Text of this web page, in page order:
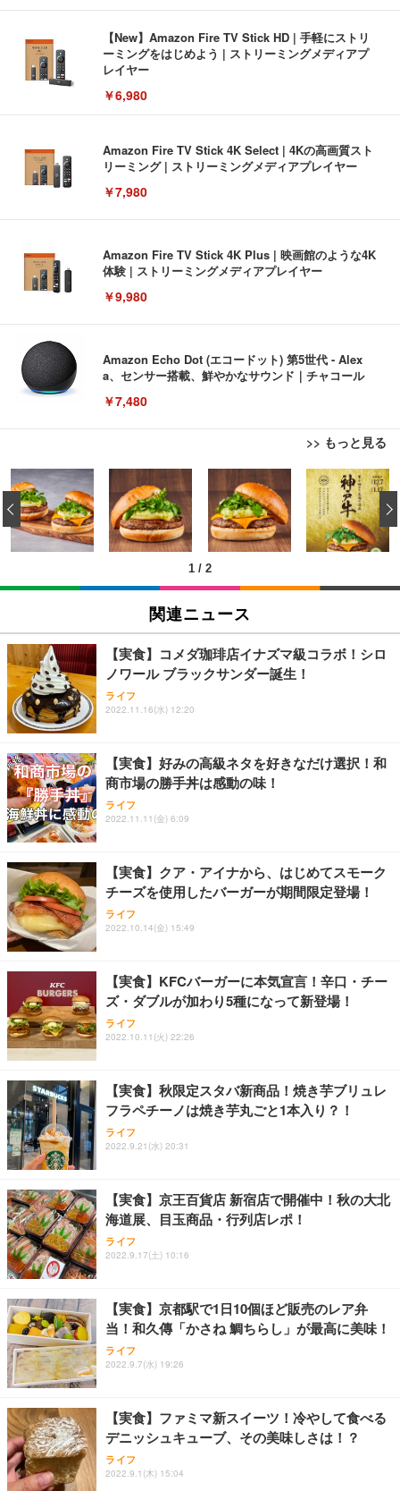
【New】Amazon Fire TV Stick HD | 手軽にストリ
ーミングをはじめよう | ストリーミングメディアプ
レイヤー
￥6,980
Amazon Fire TV Stick 4K Select | 4Kの高画質スト
リーミング | ストリーミングメディアプレイヤー
￥7,980
Amazon Fire TV Stick 4K Plus | 映画館のような4K
体験 | ストリーミングメディアプレイヤー
￥9,980
Amazon Echo Dot (エコードット) 第5世代 - Alex
a、センサー搭載、鮮やかなサウンド｜チャコール
￥7,480
>> もっと見る
[EdoErgo] オフィスチェア 椅子 テレワーク 疲れな
い 跳ね上げ式アームレスト コンパクト 約105度ロッ
キング pc 事務椅子 360度回転 座面昇降 強化ナイロ
ン樹脂ベース 通気性メッシュ 在宅ワーク H-WY01
(黒網+黒枠+黒足)
￥5,699
SIHOO B100 オフィスチェア／デスクチェア メッシ
ュチェア 人間工学 疲れない ブラック
￥27,999
Sezlife オフィスチェア デスクチェア 疲れない テレ
ワーク チェア 強化バックレスト 30度ロッキング機
能 人間工学 椅子 腰サポート 90度跳ね上げ式アーム
務用 おしゃれ パソコンチェア (ブラック)
Sezlife オフィスチェア デスクチェア 疲れない テレ
ワーク チェア 強化バックレスト 30度ロッキング機
能 人間工学 椅子 腰サポート 90度跳ね上げ式アーム
務用 おしゃれ パソコンチェア (ホワイト)
ANDWINT オフィスチェア デスクチェア 肘なし メ
ッシュ 通気性 ランバーサポート付き 腰サポート ガ
ス圧無段階昇降 360度回転 キャスター付き コンパク
EIZO ビジネス向けプレミアムモニター | FlexScan
EV3240X-WT | 31.5型4K UHD・USB Type-C・ホワ
イト
￥105,595
EIZO ビジネス向けプレミアムモニター | FlexScan
￥109,572
【純正品】27"ゲーミングモニター DualSense 充電
フック付き（CFI-ZDM1J）
【整備済み品】Dell E2724HS 27インチ 液晶モニタ
ー フルHD（1920×1080）VA 非光沢 HDMI/DisplayP
ort/VGA スピーカー内蔵 高さ調整 スイベル VESA対
【MiniLED/24.5inch/280Hz/FHD】GRAPHT THE S
HOOTER Gaming Monitor 24” Essential ゲーミン
グモニター QD 24.5インチ 1ms FHD 量子ドット 残
Amazonベーシック ペットシーツ 薄型 レギュラー 1
回使い捨て 無香料 ホワイト 300枚
￥3,373
Amazonベーシック ペットシーツ 厚型 ワイド 42枚
x2袋(84枚) ホワイト(吸収面:ライトブルー)
￥3,234
ネオ・ルーライフ ネオ・オムツ L 中型犬用 26枚入
り 単品
Smart Basic(スマートベーシック) 【Amazon.co.jp
限定】 Smart Basic アイリスオーヤマ ペットシーツ
超厚型 お徳用 ワイド 100枚入 (x 1) (ケース販売)
アイリスオーヤマ ペットシーツ 超厚型 お徳用 レギ
ュラー 200枚入【Amazon.co.jp限定】
1 / 2
‹
関連ニュース
【実食】コメダ珈琲店イナズマ級コラボ！シロ
ノワール ブラックサンダー誕生！
ライフ
2022.11.16(水) 12:20
【実食】好みの高級ネタを好きなだけ選択！和
商市場の勝手丼は感動の味！
ライフ
2022.11.11(金) 6:09
【実食】クア・アイナから、はじめてスモーク
チーズを使用したバーガーが期間限定登場！
ライフ
2022.10.14(金) 15:49
【実食】KFCバーガーに本気宣言！辛口・チー
ズ・ダブルが加わり5種になって新登場！
ライフ
2022.10.11(火) 22:26
【実食】秋限定スタバ新商品！焼き芋ブリュレ
フラペチーノは焼き芋丸ごと1本入り？！
ライフ
2022.9.21(水) 20:31
【実食】京王百貨店 新宿店で開催中！秋の大北
海道展、目玉商品・行列店レポ！
ライフ
2022.9.17(土) 10:16
【実食】京都駅で1日10個ほど販売のレア弁
当！和久傳「かさね 鯛ちらし」が最高に美味！
ライフ
2022.9.7(水) 19:26
【実食】ファミマ新スイーツ！冷やして食べる
デニッシュキューブ、その美味しさは！？
ライフ
2022.9.1(木) 15:04